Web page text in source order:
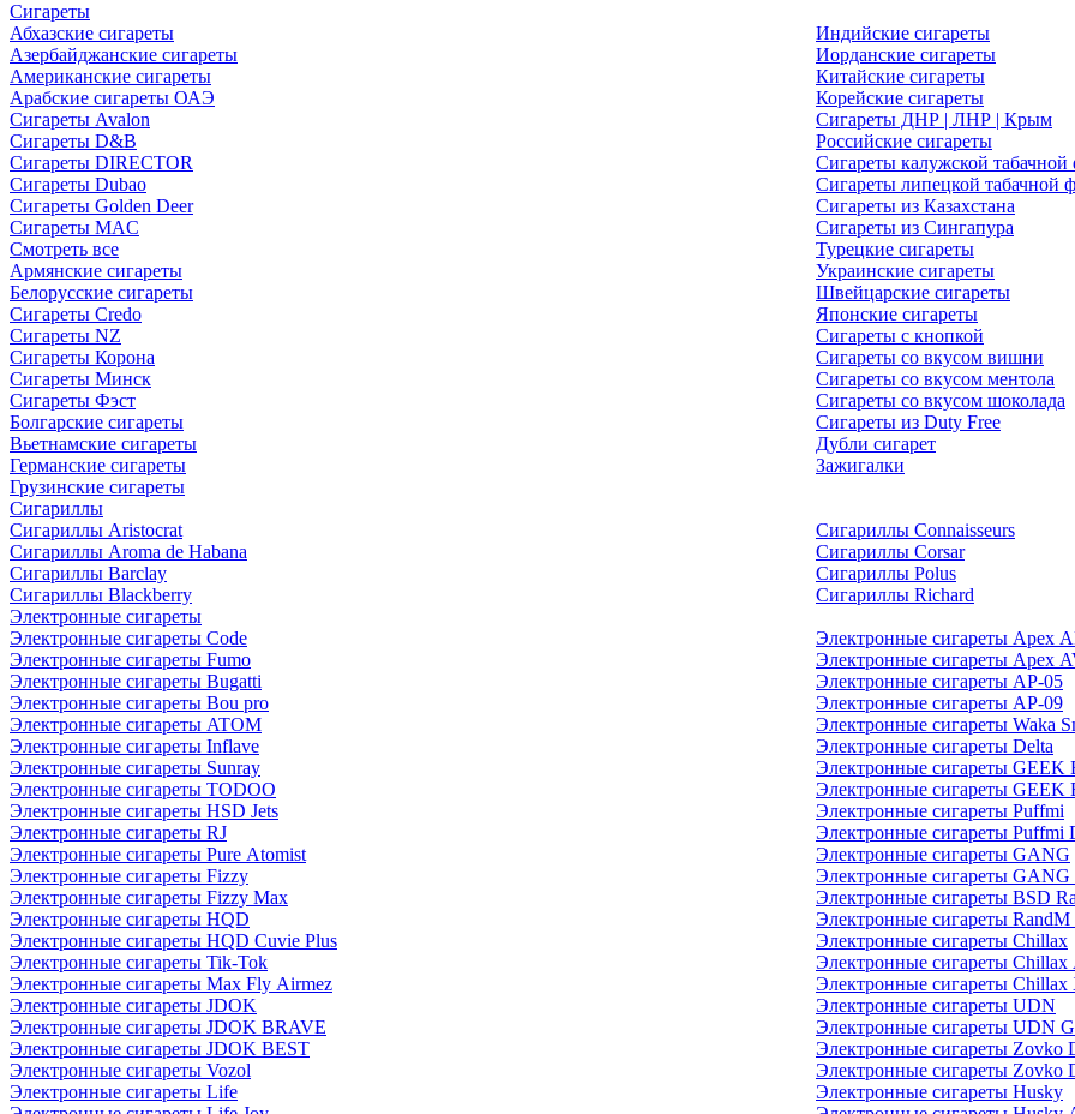
Сигареты
Абхазские сигареты
Азербайджанские сигареты
Американские сигареты
Арабские сигареты ОАЭ
Сигареты Avalon
Сигареты D&B
Сигареты DIRECTOR
Сигареты Dubao
Сигареты Golden Deer
Сигареты MAC
Смотреть все
Армянские сигареты
Белорусские сигареты
Сигареты Credo
Сигареты NZ
Сигареты Корона
Сигареты Минск
Сигареты Фэст
Болгарские сигареты
Вьетнамские сигареты
Германские сигареты
Грузинские сигареты
Индийские сигареты
Иорданские сигареты
Китайские сигареты
Корейские сигареты
Сигареты ДНР | ЛНР | Крым
Российские сигареты
Сигареты калужской табачной
Сигареты липецкой табачной
Сигареты из Казахстана
Сигареты из Сингапура
Турецкие сигареты
Украинские сигареты
Швейцарские сигареты
Японские cигареты
Сигареты с кнопкой
Сигареты со вкусом вишни
Сигареты со вкусом ментола
Сигареты со вкусом шоколада
Сигареты из Duty Free
Дубли сигарет
Зажигалки
Сигариллы
Сигариллы Aristocrat
Сигариллы Aroma de Habana
Сигариллы Barclay
Сигариллы Blackberry
Сигариллы Connaisseurs
Сигариллы Corsar
Сигариллы Polus
Сигариллы Richard
Электронные сигареты
Электронные сигареты Code
Электронные сигареты Fumo
Электронные сигареты Bugatti
Электронные сигареты Bou pro
Электронные сигареты ATOM
Электронные сигареты Inflave
Электронные сигареты Sunray
Электронные сигареты TODOO
Электронные сигареты HSD Jets
Электронные сигареты RJ
Электронные сигареты Pure Atomist
Электронные сигареты Fizzy
Электронные сигареты Fizzy Max
Электронные сигареты HQD
Электронные сигареты HQD Cuvie Plus
Электронные сигареты Tik-Tok
Электронные сигареты Max Fly Airmez
Электронные сигареты JDOK
Электронные сигареты JDOK BRAVE
Электронные сигареты JDOK BEST
Электронные сигареты Vozol
Электронные сигареты Life
Электронные сигареты Apex
Электронные сигареты Apex
Электронные сигареты AP-05
Электронные сигареты AP-09
Электронные сигареты Waka
Электронные сигареты Delta
Электронные сигареты GEEK
Электронные сигареты GEEK
Электронные сигареты Puffmi
Электронные сигареты Puffmi
Электронные сигареты GANG
Электронные сигареты
Электронные сигареты BSD
Электронные сигареты RandM
Электронные сигареты Chillax
Электронные сигареты Chillax
Электронные сигареты Chillax
Электронные сигареты UDN
Электронные сигареты UDN
Электронные сигареты Zovko
Электронные сигареты Zovko
Электронные сигареты Husky